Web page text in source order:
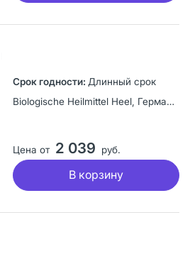
Длинный срок
Biologische Heilmittel Heel, Германия
Цена от 2 039 руб.
В корзину